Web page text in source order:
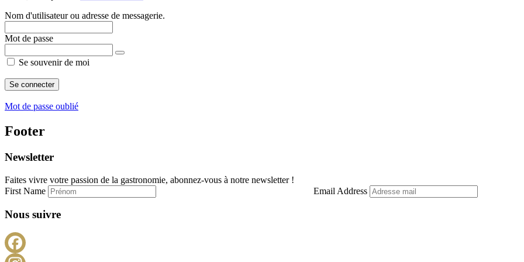
Nom d'utilisateur ou adresse de messagerie.
Mot de passe
Se souvenir de moi
Mot de passe oublié
Footer
Newsletter
Faites vivre votre passion de la gastronomie, abonnez-vous à notre newsletter !
First Name
Email Address
Nous suivre